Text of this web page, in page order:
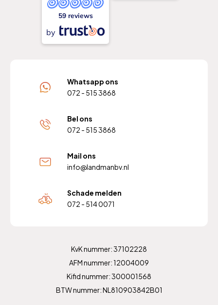
59 reviews
by
Whatsapp ons
072 - 515 3868
Bel ons
072 - 515 3868
Mail ons
info@landmanbv.nl
Schade melden
072 - 514 0071
KvK nummer: 37102228
AFM nummer: 12004009
Kifid nummer: 300001568
BTW nummer: NL810903842B01